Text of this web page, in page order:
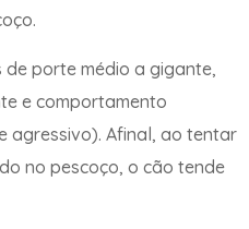
de porte médio a gigante,
e comportamento
agressivo). Afinal, ao tentar
no pescoço, o cão tende